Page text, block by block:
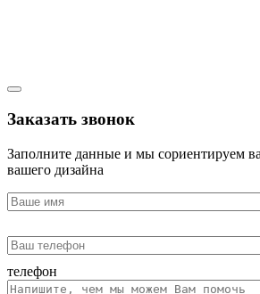
Заказать звонок
Заполните данные и мы сориентируем
вашего дизайна
телефон